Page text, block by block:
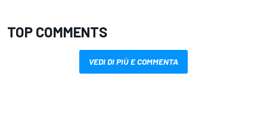
TOP COMMENTS
VEDI DI PIÙ E COMMENTA